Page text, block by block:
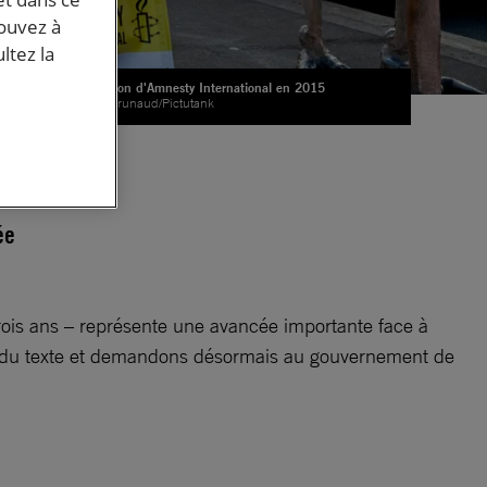
Opération d'Amnesty International en 2015
© PY Brunaud/Pictutank
ans – représente une avancée importante face à
texte et demandons désormais au gouvernement de
à
la